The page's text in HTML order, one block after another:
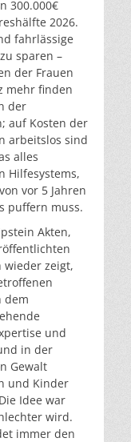
300.000€
2026.
fahrlässige
sparen –
der Frauen
mehr finden
der
auf Kosten der
arbeitslos sind
alles
Hilfesystems,
vor 5 Jahren
puffern muss.
Akten,
wieder zeigt,
dem
und
in der
Gewalt
und Kinder
Idee war
wird.
immer den